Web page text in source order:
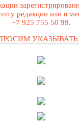
редакции или в
+7 925 755 50 99.